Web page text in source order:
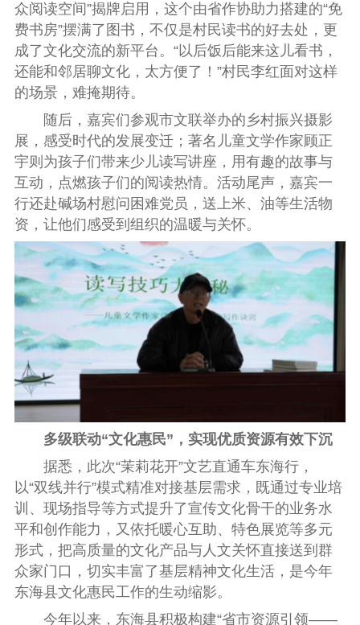
众阅读空间”揭牌启用，这个由省作协助力搭建的“免
费书房”摆满了图书，不仅是村民读书的好去处，更
成了文化交流的新平台。“以后饭后能来这儿看书，
还能和邻居聊文化，太方便了！”村民李红面对这样
的场景，难掩期待。
随后，嘉宾们参观市文联举办的乡村振兴摄影
展，感受时代的发展变迁；著名儿童文学作家顾正
宇则为孩子们带来少儿读写讲座，用有趣的故事与
互动，点燃孩子们的阅读热情。活动尾声，嘉宾一
行还赴碱场村慰问困难党员，送上米、油等生活物
资，让他们感受到组织的温暖与关怀。
多级联动“文化惠民”，实现优质资源有效下沉
据悉，此次“茉莉花开”文艺直通车东海行，
以“双线并行”模式精准对接基层需求，既通过专业培
训、现场指导等方式提升了宣传文化骨干的业务水
平和创作能力，又依托暖心互助、特色展览等多元
形式，把高质量的文化产品与人文关怀直接送到群
众家门口，切实丰富了基层精神文化生活，是今年
东海县文化惠民工作的生动缩影。
今年以来，东海县积极构建“省市资源引领——